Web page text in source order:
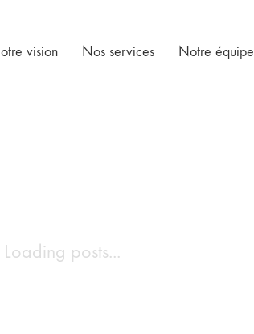
vision Nos services Notre équipe
Loading posts...